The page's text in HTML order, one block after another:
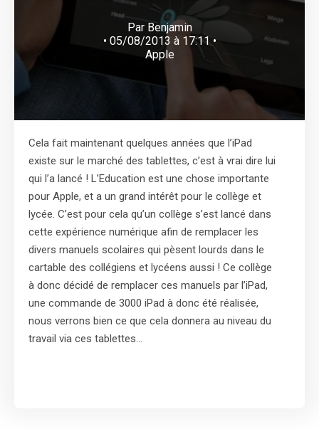
Par Benjamin
• 05/08/2013 à 17:11 •
Apple
Cela fait maintenant quelques années que l’iPad
existe sur le marché des tablettes, c’est à vrai dire lui
qui l’a lancé ! L’Education est une chose importante
pour Apple, et a un grand intérêt pour le collège et
lycée. C’est pour cela qu’un collège s’est lancé dans
cette expérience numérique afin de remplacer les
divers manuels scolaires qui pèsent lourds dans le
cartable des collégiens et lycéens aussi ! Ce collège
à donc décidé de remplacer ces manuels par l’iPad,
une commande de 3000 iPad à donc été réalisée,
nous verrons bien ce que cela donnera au niveau du
travail via ces tablettes…